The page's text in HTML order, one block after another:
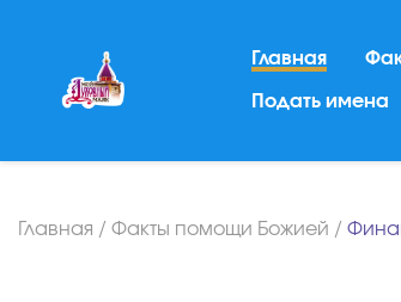
Главная
Подать имена
Главная / Факты помощи Божией /